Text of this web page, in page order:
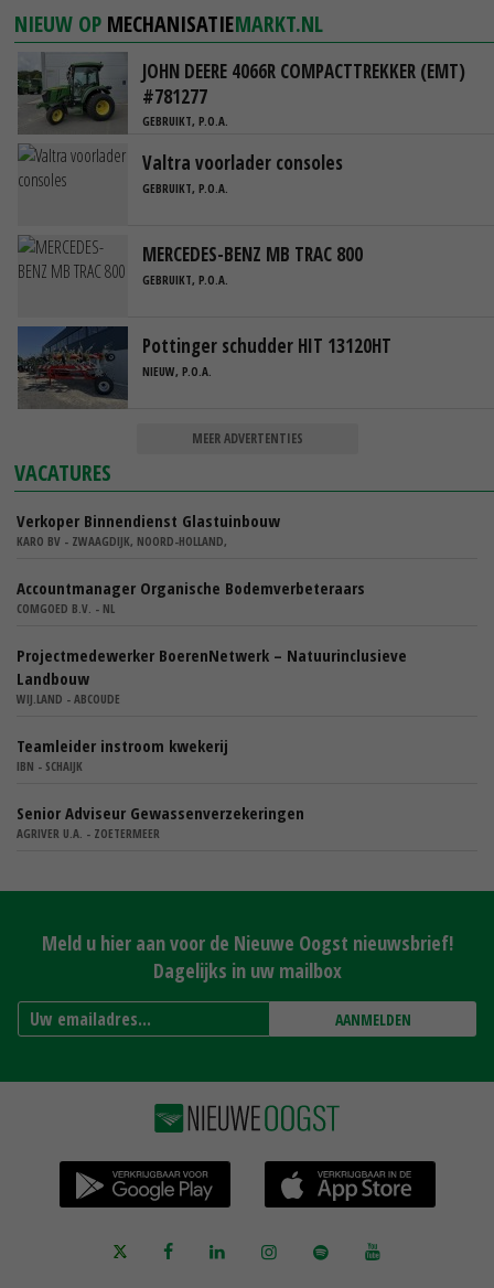
NIEUW OP MECHANISATIEMARKT.NL
JOHN DEERE 4066R COMPACTTREKKER (EMT)
#781277
GEBRUIKT, P.O.A.
Valtra voorlader consoles
GEBRUIKT, P.O.A.
MERCEDES-BENZ MB TRAC 800
GEBRUIKT, P.O.A.
Pottinger schudder HIT 13120HT
NIEUW, P.O.A.
MEER ADVERTENTIES
VACATURES
Verkoper Binnendienst Glastuinbouw
KARO BV - ZWAAGDIJK, NOORD-HOLLAND,
Accountmanager Organische Bodemverbeteraars
COMGOED B.V. - NL
Projectmedewerker BoerenNetwerk – Natuurinclusieve
Landbouw
WIJ.LAND - ABCOUDE
Teamleider instroom kwekerij
IBN - SCHAIJK
Senior Adviseur Gewassenverzekeringen
AGRIVER U.A. - ZOETERMEER
Meld u hier aan voor de Nieuwe Oogst nieuwsbrief!
Dagelijks in uw mailbox
AANMELDEN